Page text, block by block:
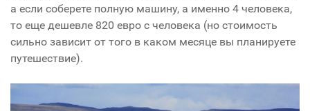
а если соберете полную машину, а именно 4 человека,
то еще дешевле 820 евро с человека (но стоимость
сильно зависит от того в каком месяце вы планируете
путешествие).